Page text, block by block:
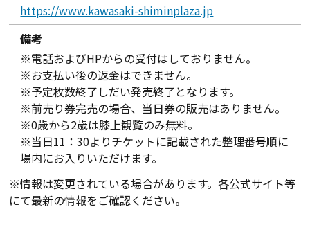
https://www.kawasaki-shiminplaza.jp
備考
※電話およびHPからの受付はしておりません。
※お支払い後の返金はできません。
※予定枚数終了しだい発売終了となります。
※前売り券完売の場合、当日券の販売はありません。
※0歳から2歳は膝上観覧のみ無料。
※当日11：30よりチケットに記載された整理番号順に
場内にお入りいただけます。
※情報は変更されている場合があります。各公式サイト等
にて最新の情報をご確認ください。